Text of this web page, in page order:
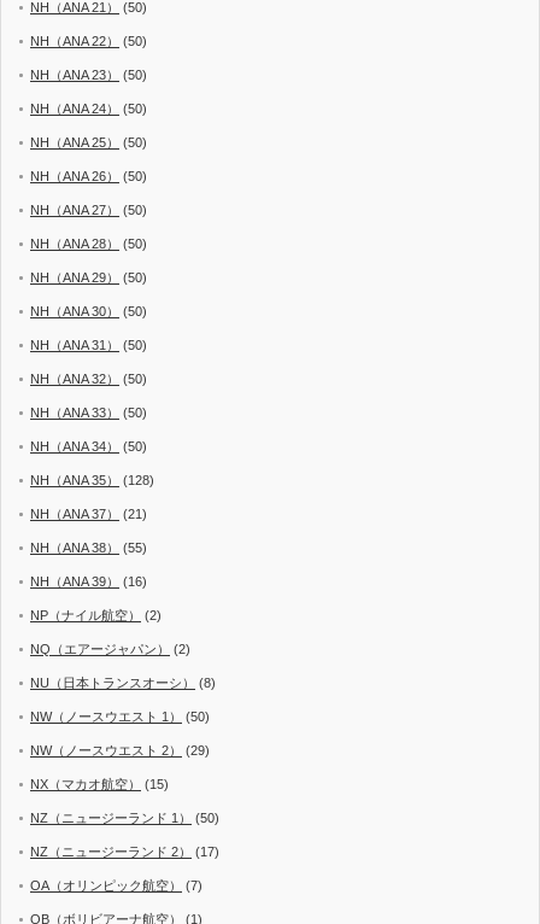
NH（ANA 21） (50)
NH（ANA 22） (50)
NH（ANA 23） (50)
NH（ANA 24） (50)
NH（ANA 25） (50)
NH（ANA 26） (50)
NH（ANA 27） (50)
NH（ANA 28） (50)
NH（ANA 29） (50)
NH（ANA 30） (50)
NH（ANA 31） (50)
NH（ANA 32） (50)
NH（ANA 33） (50)
NH（ANA 34） (50)
NH（ANA 35） (128)
NH（ANA 37） (21)
NH（ANA 38） (55)
NH（ANA 39） (16)
NP（ナイル航空） (2)
NQ（エアージャパン） (2)
NU（日本トランスオーシ） (8)
NW（ノースウエスト 1） (50)
NW（ノースウエスト 2） (29)
NX（マカオ航空） (15)
NZ（ニュージーランド 1） (50)
NZ（ニュージーランド 2） (17)
OA（オリンピック航空） (7)
OB（ボリビアーナ航空） (1)